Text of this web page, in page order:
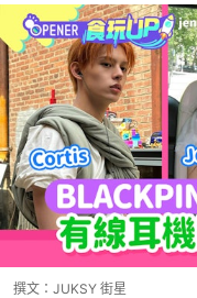
撰文： JUKSY 街星